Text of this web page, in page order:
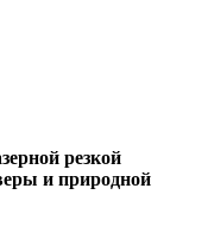
резкой
и природной